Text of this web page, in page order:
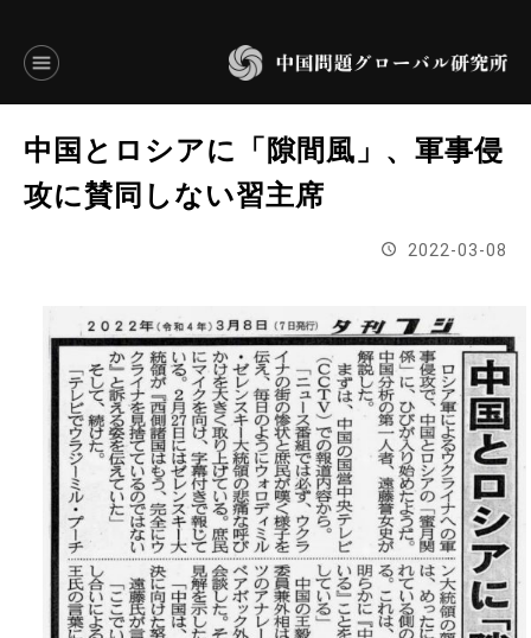
言語別アーカイブ
ENGLISH
トップページ
研究員
研究所概要
設立趣意書
お問い合わせ
中国とロシアに「隙間風」、軍事侵
攻に賛同しない習主席
2022-03-08